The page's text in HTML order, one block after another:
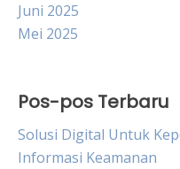
Juni 2025
Mei 2025
Pos-pos Terbaru
Solusi Digital Untuk
Informasi Keamanan